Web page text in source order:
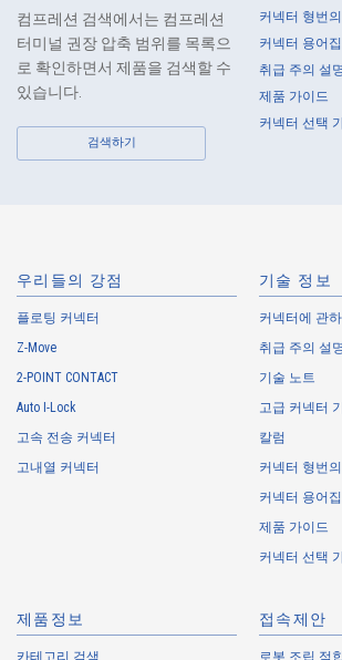
10. The Company will continuously review and
management systems and measures to protect
strive to improve the management systems and
About the Handling of Personal Information
mail address, workplace information (your
name, position, address, telephone (fax) number,
account information, and access logs of the
Company shall not properly acquire personal
The Company uses cookies and other tracking
web beacons) to collect information about your
usage status on this website, including identifiers
information of Customers’ member services held by
Cookie information that is associated with
handled in accordance with the following and the
2. Purposes of Use of Personal Information
컴프레션 검색에서는 컴프레션
터미널 권장 압축 범위를 목록으
로 확인하면서 제품을 검색할 수
있습니다.
검색하기
커넥터 형번
커넥터 용어집
취급 주의 설
제품 가이드
커넥터 선택
우리들의 강점
플로팅 커넥터
Z-Move
2-POINT CONTACT
Auto I-Lock
고속 전송 커넥터
고내열 커넥터
기술 정보
커넥터에 관
취급 주의 설
기술 노트
고급 커넥터
칼럼
커넥터 형번
커넥터 용어집
제품 가이드
커넥터 선택
제품정보
카테고리 검색
접속제안
로봇 조립 적